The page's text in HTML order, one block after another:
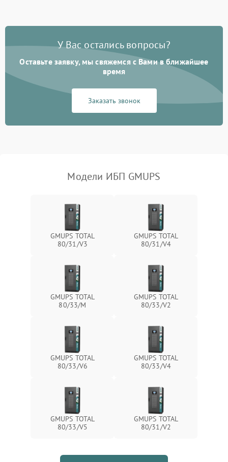
Повреждение
Поломка предохранителя 100 ₽ Подробнее →
Неисправность системы
1000 ₽
индикаторов
Неисправность системы
Неисправность системы
Подробнее →
Повреждение внутренних
Подробнее →
Неисправность системы
Подробнее →
Поломка системы защиты
Подробнее →
Неисправность системы
У Вас остались вопросы?
Оставьте заявку, мы свяжемся с Вами в ближайшее
время
Заказать звонок
Модели ИБП GMUPS
GMUPS TOTAL
80/31/V3
GMUPS TOTAL
80/31/V4
GMUPS TOTAL
80/33/M
GMUPS TOTAL
80/33/V2
GMUPS TOTAL
80/33/V6
GMUPS TOTAL
80/33/V4
GMUPS TOTAL
80/33/V5
GMUPS TOTAL
80/31/V2